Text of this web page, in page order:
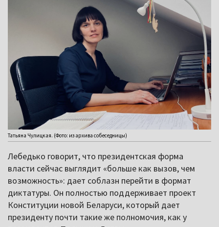
Татьяна Чулицкая. (Фото: из архива собеседницы)
Лебедько говорит, что президентская форма
власти сейчас выглядит «больше как вызов, чем
возможность»: дает соблазн перейти в формат
диктатуры. Он полностью поддерживает проект
Конституции новой Беларуси, который дает
президенту почти такие же полномочия, как у